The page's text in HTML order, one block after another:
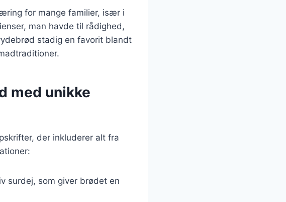
for mange familier, især i
man havde til rådighed,
stadig en favorit blandt
med unikke
der inkluderer alt fra
surdej, som giver brødet en